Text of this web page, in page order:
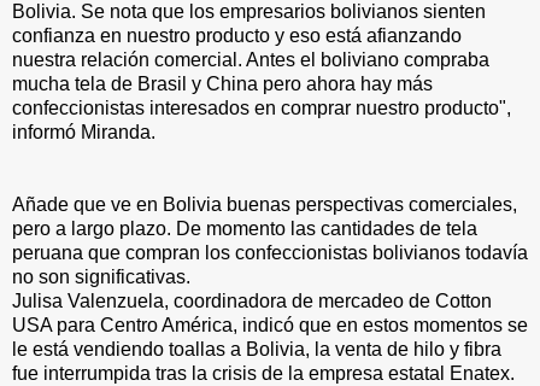
Bolivia. Se nota que los empresarios bolivianos sienten
confianza en nuestro producto y eso está afianzando
nuestra relación comercial. Antes el boliviano compraba
mucha tela de Brasil y China pero ahora hay más
confeccionistas interesados en comprar nuestro producto",
informó Miranda.
Añade que ve en Bolivia buenas perspectivas comerciales,
pero a largo plazo. De momento las cantidades de tela
peruana que compran los confeccionistas bolivianos todavía
no son significativas.
Julisa Valenzuela, coordinadora de mercadeo de Cotton
USA para Centro América, indicó que en estos momentos se
le está vendiendo toallas a Bolivia, la venta de hilo y fibra
fue interrumpida tras la crisis de la empresa estatal Enatex.